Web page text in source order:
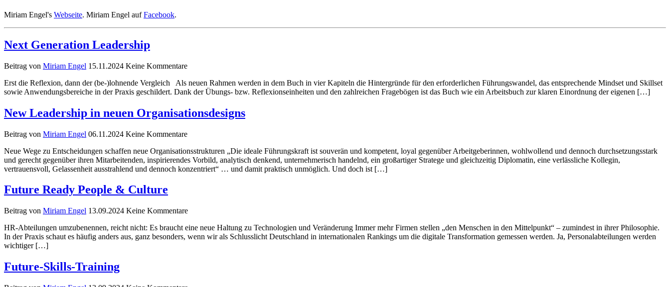
Miriam Engel's Webseite. Miriam Engel aufFacebook.
Next Generation Leadership
Beitrag von Miriam Engel 15.11.2024 Keine Kommentare
Erst die Reflexion, dann der (be-)lohnende Vergleich Als neuen Rahmen werden in dem Buch in vier Kapiteln die Hintergründe für den erforderlichen Führungswandel, das entsprechende Mindset und Skillset
sowie Anwendungsbereiche in der Praxis geschildert. Dank der Übungs- bzw. Reflexionseinheiten und den zahlreichen Fragebögen ist das Buch wie ein Arbeitsbuch zur klaren Einordnung der eigenen […]
New Leadership in neuen Organisationsdesigns
Beitrag von Miriam Engel 06.11.2024 Keine Kommentare
Neue Wege zu Entscheidungen schaffen neue Organisationsstrukturen „Die ideale Führungskraft ist souverän und kompetent, loyal gegenüber Arbeitgeberinnen, wohlwollend und dennoch durchsetzungsstark
und gerecht gegenüber ihren Mitarbeitenden, inspirierendes Vorbild, analytisch denkend, unternehmerisch handelnd, ein großartiger Stratege und gleichzeitig Diplomatin, eine verlässliche Kollegin,
vertrauensvoll, Gelassenheit ausstrahlend und dennoch konzentriert“ … und damit praktisch unmöglich. Und doch ist […]
Future Ready People & Culture
Beitrag von Miriam Engel 13.09.2024 Keine Kommentare
HR-Abteilungen umzubenennen, reicht nicht: Es braucht eine neue Haltung zu Technologien und Veränderung Immer mehr Firmen stellen „den Menschen in den Mittelpunkt“ – zumindest in ihrer Philosophie.
In der Praxis schaut es häufig anders aus, ganz besonders, wenn wir als Schlusslicht Deutschland in internationalen Rankings um die digitale Transformation gemessen werden. Ja, Personalabteilungen werden
wichtiger […]
Future-Skills-Training